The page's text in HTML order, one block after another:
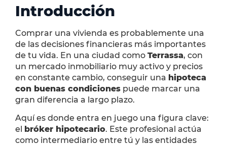
Introducción
Comprar una vivienda es probablemente una
de las decisiones financieras más importantes
de tu vida. En una ciudad como Terrassa, con
un mercado inmobiliario muy activo y precios
en constante cambio, conseguir una hipoteca
con buenas condiciones puede marcar una
gran diferencia a largo plazo.
Aquí es donde entra en juego una figura clave:
el
bróker hipotecario. Este profesional actúa
como intermediario entre tú y las entidades